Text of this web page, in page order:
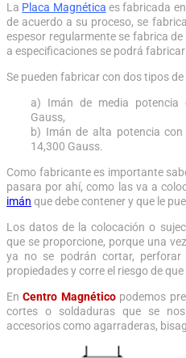
La Placa Magnética es fabricada
de acuerdo a su proceso, se
espesor regularmente se fabrica
a especificaciones se podrá
Se pueden fabricar con dos tipos
a) Imán de media potencia
Gauss,
b) Imán de alta potencia con
14,300 Gauss.
Como fabricante es importante
pasara por ahí, como las va a
imán que debe contener y que le
Los datos de la colocación o
que se proporcione, porque una
ya no se podrán cortar,
propiedades y corre el riesgo de
EnCentro Magnéticopodemos
cortes o soldaduras que se
accesorios como agarraderas,